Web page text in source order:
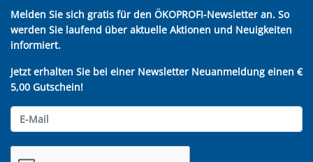
Melden Sie sich gratis für den ÖKOPROFI-Newsletter an. So
werden Sie laufend über aktuelle Aktionen und Neuigkeiten
informiert.
Jetzt erhalten Sie bei einer Newsletter Neuanmeldung einen €
5,00 Gutschein!